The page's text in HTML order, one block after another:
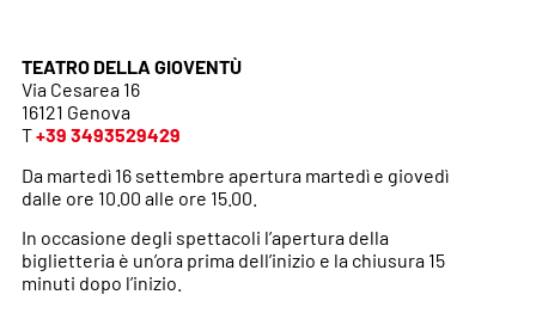
TEATRO DELLA GIOVENTÙ
Via Cesarea 16
16121 Genova
T+39 3493529429
Da martedì 16 settembre apertura martedì e giovedì
dalle ore 10.00 alle ore 15.00.
In occasione degli spettacoli l’apertura della
biglietteria è un’ora prima dell’inizio e la chiusura 15
minuti dopo l’inizio.